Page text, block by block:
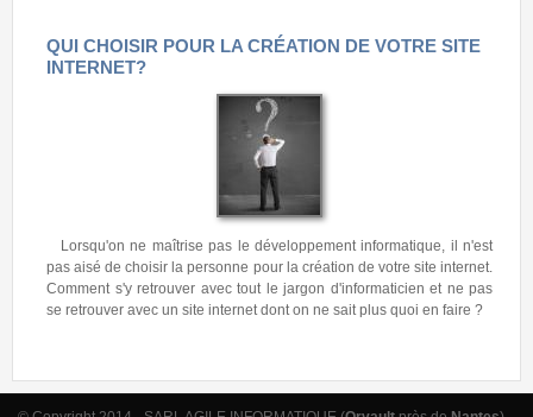
QUI CHOISIR POUR LA CRÉATION DE VOTRE SITE
INTERNET?
Lorsqu'on ne maîtrise pas le développement informatique, il n'est
pas aisé de choisir la personne pour la création de votre site internet.
Comment s'y retrouver avec tout le jargon d'informaticien et ne pas
se retrouver avec un site internet dont on ne sait plus quoi en faire ?